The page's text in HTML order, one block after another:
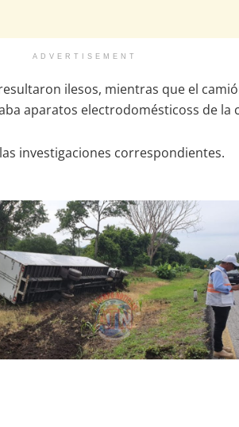
ADVERTISEMENT
ilesos, mientras que el
aparatos electrodomésticoss de la
investigaciones correspondientes.